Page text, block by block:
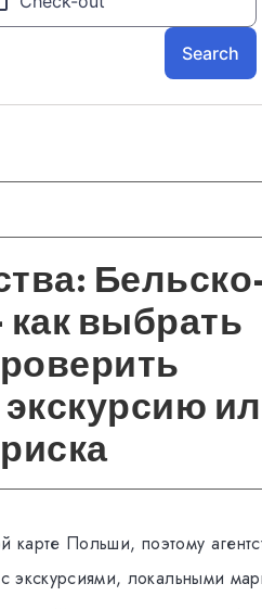
выбрать
экскурсию
карте Польши, поэтому
экскурсиями, локальными